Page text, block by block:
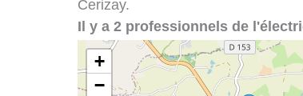
Cerizay.
Il y a 2 professionnels de
+
−